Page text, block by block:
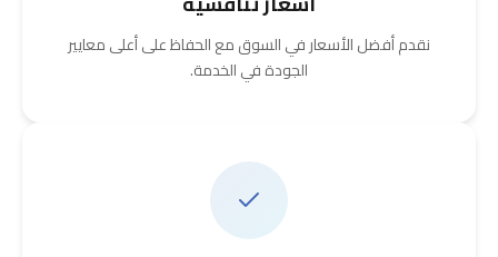
نقدم أفضل الأسعار في السوق مع الحفاظ على أعلى معايير
الجودة في الخدمة.